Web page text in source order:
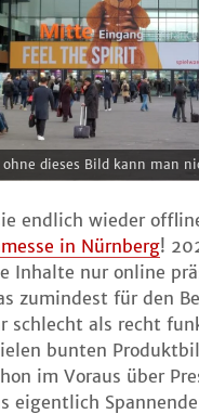
ohne die­ses Bild kann man
end­lich wie­der
in Nürn­berg!
Inhal­te nur online
zumin­dest für den
schlecht als recht
bun­ten
im Vor­aus über
eigent­lich